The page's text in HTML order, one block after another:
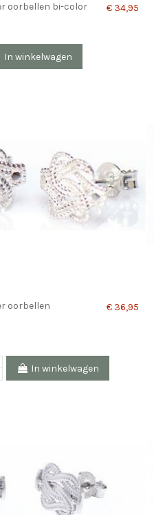
oorbellen bi-color
€ 34,95
In winkelwagen
oorbellen € 36,95
In winkelwagen